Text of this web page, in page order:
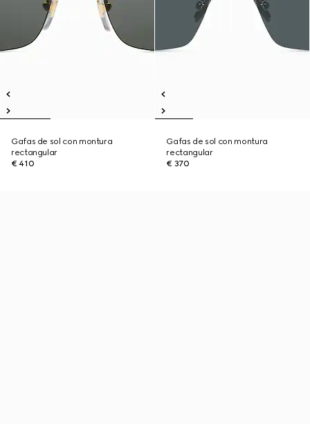
Gafas de sol con montura
rectangular
€ 410
Gafas de sol con montura
rectangular
€ 370